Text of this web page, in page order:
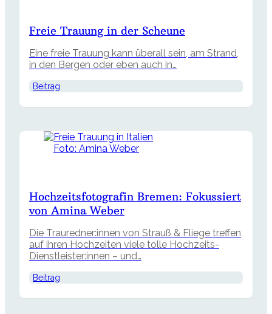
Freie Trauung in der Scheune
Eine freie Trauung kann überall sein, am Strand,
in den Bergen oder eben auch in…
Beitrag
Foto: Amina Weber
Hochzeitsfotografin Bremen: Fokussiert
von Amina Weber
Die Trauredner:innen von Strauß & Fliege treffen
auf ihren Hochzeiten viele tolle Hochzeits-
Dienstleister:innen – und…
Beitrag